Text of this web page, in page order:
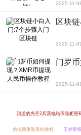
2025-11-
区块
2025-11-
门罗
2025-11-
消逝的光芒2兵营电站保险柜密
的电脑重装系统教程 王者荣